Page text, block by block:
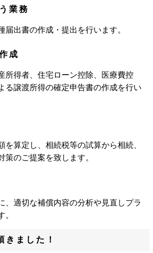
業務
届出書の作成・提出を行います。
成
所得者、住宅ローン控除、医療費控
る譲渡所得の確定申告書の作成を行い
を算定し、相続税等の試算から相続、
策のご提案を致します。
、適切な補償内容の分析や見直しプラ
。
きました！